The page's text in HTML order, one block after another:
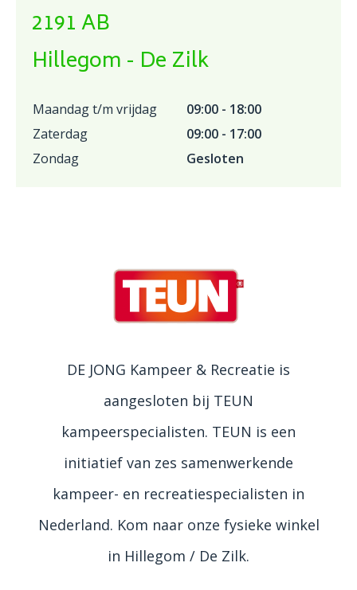
2191 AB
Hillegom - De Zilk
Maandag t/m vrijdag
09:00 - 18:00
Zaterdag
09:00 - 17:00
Zondag
Gesloten
DE JONG Kampeer & Recreatie is
aangesloten bij TEUN
kampeerspecialisten. TEUN is een
initiatief van zes samenwerkende
kampeer- en recreatiespecialisten in
Nederland. Kom naar onze fysieke winkel
in Hillegom / De Zilk.